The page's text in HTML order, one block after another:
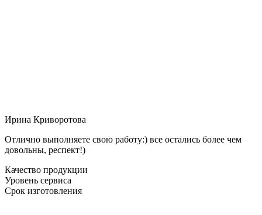
Ирина Криворотова
Отлично выполняете свою работу:) все остались более чем
довольны, респект!)
Качество продукции
Уровень сервиса
Срок изготовления